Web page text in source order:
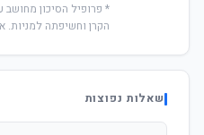
* פרופיל הסיכון
הקרן וחשיפתה למניות.
שאלות נפוצות